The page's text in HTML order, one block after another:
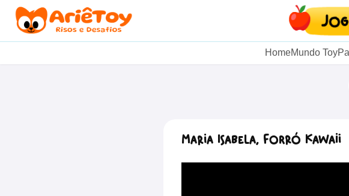
HomeMundo Toy
Maria Isabela, Forró Kawaii